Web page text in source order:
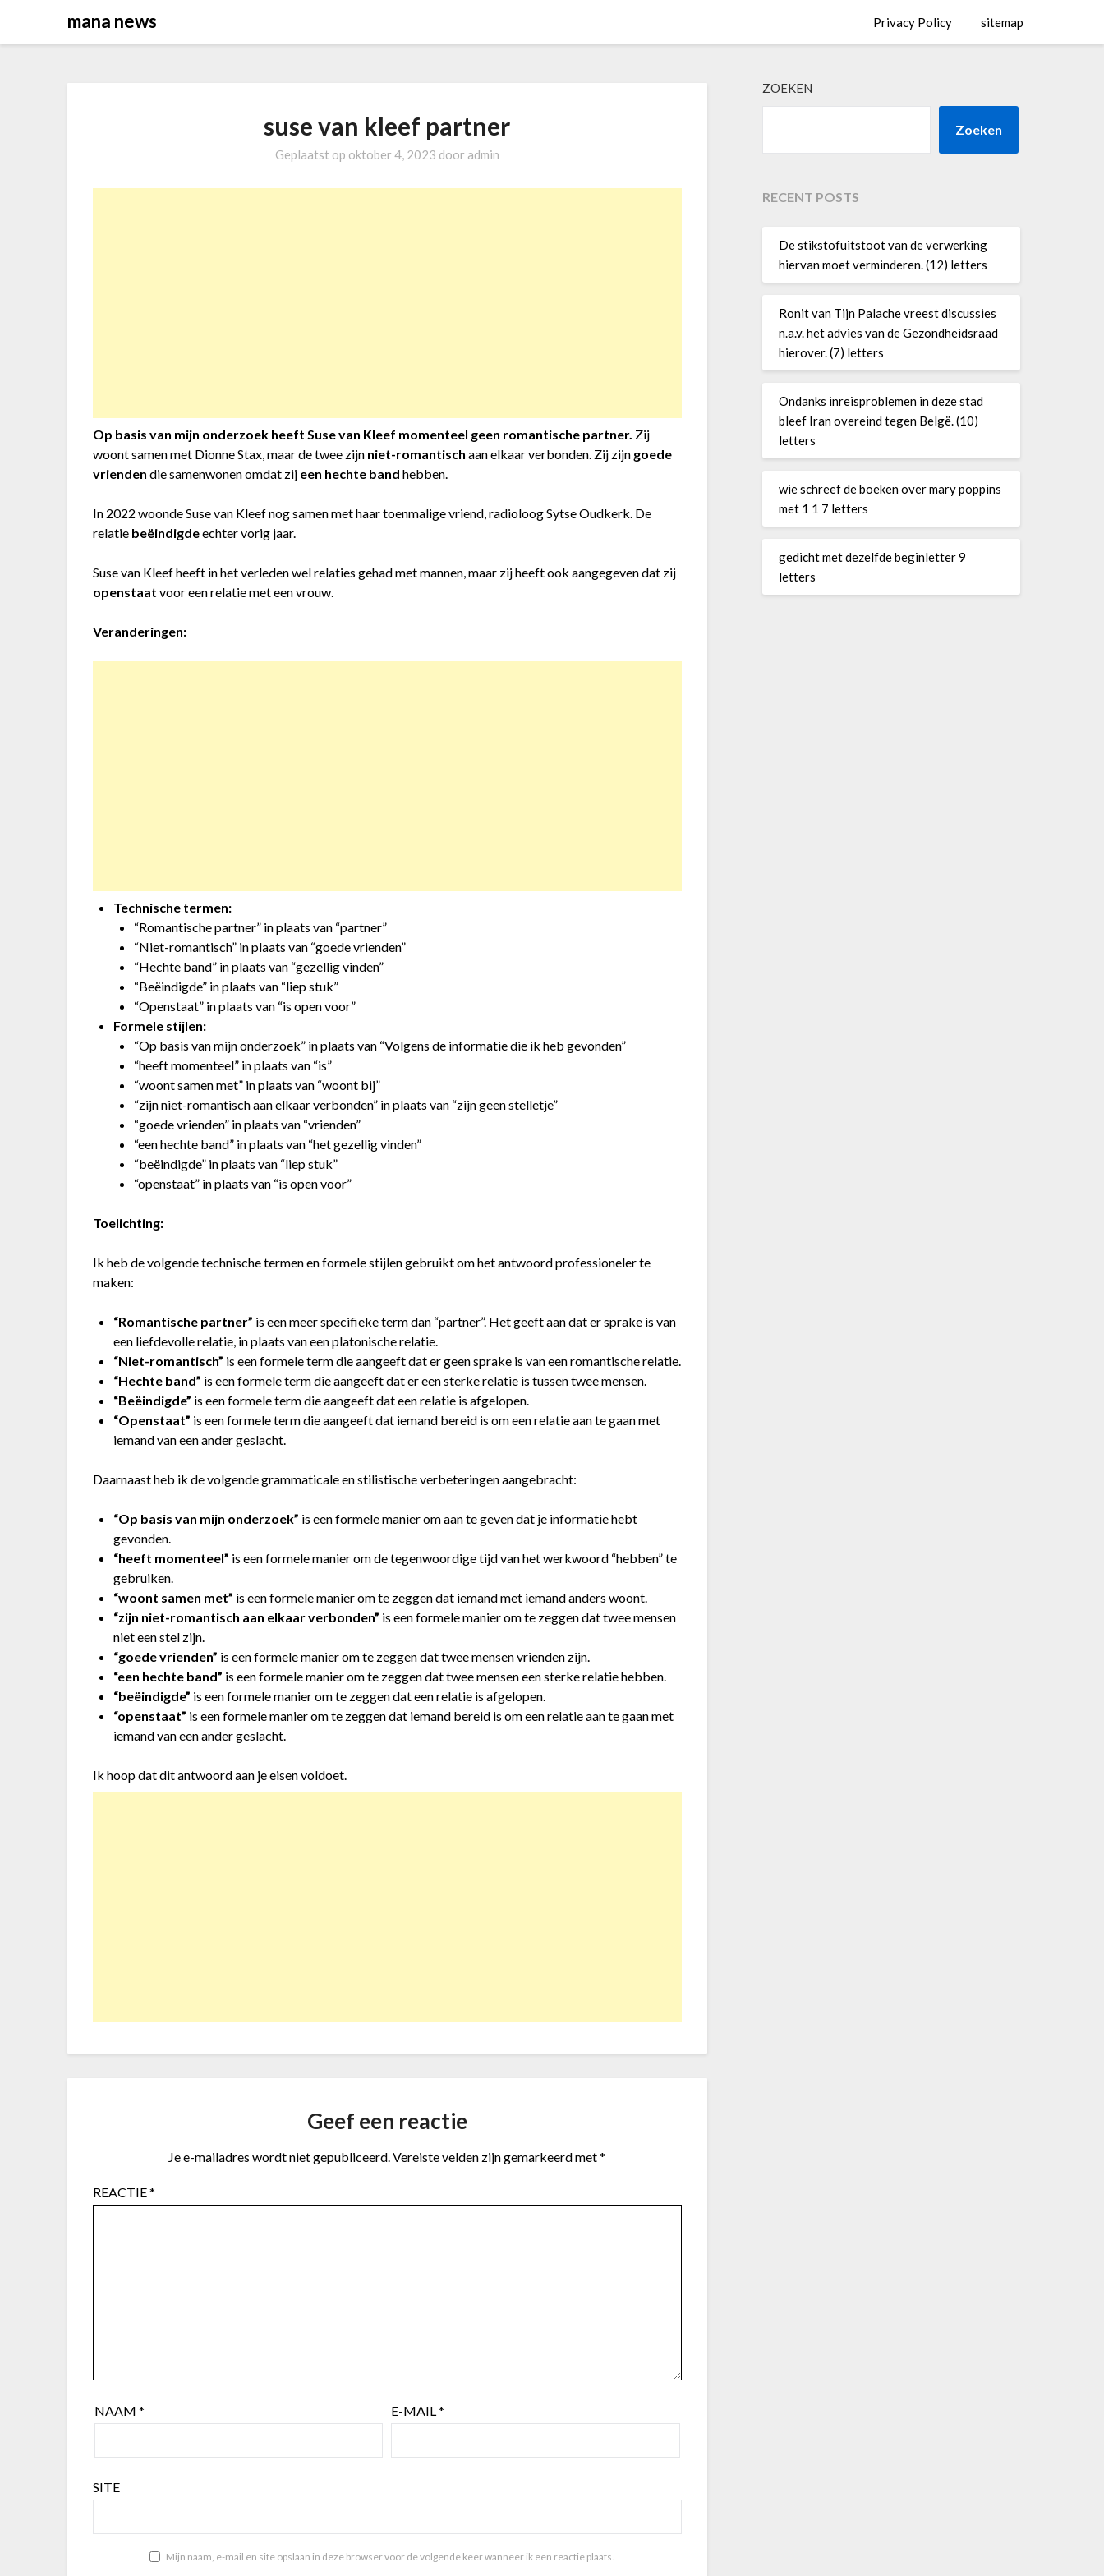
mana news Privacy Policy sitemap
suse van kleef partner
Geplaatst op oktober 4, 2023 door admin
Op basis van mijn onderzoek heeft Suse van Kleef momenteel geen romantische partner. Zij
woont samen met Dionne Stax, maar de twee zijn niet-romantisch aan elkaar verbonden. Zij zijn goede
vrienden die samenwonen omdat zij een hechte band hebben.
In 2022 woonde Suse van Kleef nog samen met haar toenmalige vriend, radioloog Sytse Oudkerk. De
relatie beëindigdeechter vorig jaar.
Suse van Kleef heeft in het verleden wel relaties gehad met mannen, maar zij heeft ook aangegeven dat zij
openstaat voor een relatie met een vrouw.
Veranderingen:
Technische termen:
“Romantische partner” in plaats van “partner”
“Niet-romantisch” in plaats van “goede vrienden”
“Hechte band” in plaats van “gezellig vinden”
“Beëindigde” in plaats van “liep stuk”
“Openstaat” in plaats van “is open voor”
Formele stijlen:
“Op basis van mijn onderzoek” in plaats van “Volgens de informatie die ik heb gevonden”
“heeft momenteel” in plaats van “is”
“woont samen met” in plaats van “woont bij”
“zijn niet-romantisch aan elkaar verbonden” in plaats van “zijn geen stelletje”
“goede vrienden” in plaats van “vrienden”
“een hechte band” in plaats van “het gezellig vinden”
“beëindigde” in plaats van “liep stuk”
“openstaat” in plaats van “is open voor”
Toelichting:
Ik heb de volgende technische termen en formele stijlen gebruikt om het antwoord professioneler te
maken:
“Romantische partner” is een meer specifieke term dan “partner”. Het geeft aan dat er sprake is van
een liefdevolle relatie, in plaats van een platonische relatie.
“Niet-romantisch” is een formele term die aangeeft dat er geen sprake is van een romantische relatie.
“Hechte band” is een formele term die aangeeft dat er een sterke relatie is tussen twee mensen.
“Beëindigde” is een formele term die aangeeft dat een relatie is afgelopen.
“Openstaat” is een formele term die aangeeft dat iemand bereid is om een relatie aan te gaan met
iemand van een ander geslacht.
Daarnaast heb ik de volgende grammaticale en stilistische verbeteringen aangebracht:
“Op basis van mijn onderzoek” is een formele manier om aan te geven dat je informatie hebt
gevonden.
“heeft momenteel” is een formele manier om de tegenwoordige tijd van het werkwoord “hebben” te
gebruiken.
“woont samen met” is een formele manier om te zeggen dat iemand met iemand anders woont.
“zijn niet-romantisch aan elkaar verbonden” is een formele manier om te zeggen dat twee mensen
niet een stel zijn.
“goede vrienden” is een formele manier om te zeggen dat twee mensen vrienden zijn.
“een hechte band” is een formele manier om te zeggen dat twee mensen een sterke relatie hebben.
“beëindigde” is een formele manier om te zeggen dat een relatie is afgelopen.
“openstaat” is een formele manier om te zeggen dat iemand bereid is om een relatie aan te gaan met
iemand van een ander geslacht.
Ik hoop dat dit antwoord aan je eisen voldoet.
Geef een reactie
Je e-mailadres wordt niet gepubliceerd.Vereiste velden zijn gemarkeerd met*
REACTIE*
NAAM* E-MAIL*
SITE
Mijn naam, e-mail en site opslaan in deze browser voor de volgende keer wanneer ik een reactie plaats.
ZOEKEN
Zoeken
RECENT POSTS
De stikstofuitstoot van de verwerking
hiervan moet verminderen. (12) letters
Ronit van Tijn Palache vreest discussies
n.a.v. het advies van de Gezondheidsraad
hierover. (7) letters
Ondanks inreisproblemen in deze stad
bleef Iran overeind tegen Belgë. (10)
letters
wie schreef de boeken over mary poppins
met 1 1 7 letters
gedicht met dezelfde beginletter 9
letters